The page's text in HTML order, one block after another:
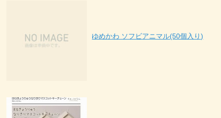
ゆめかわ ソフビアニマル(50個入り)